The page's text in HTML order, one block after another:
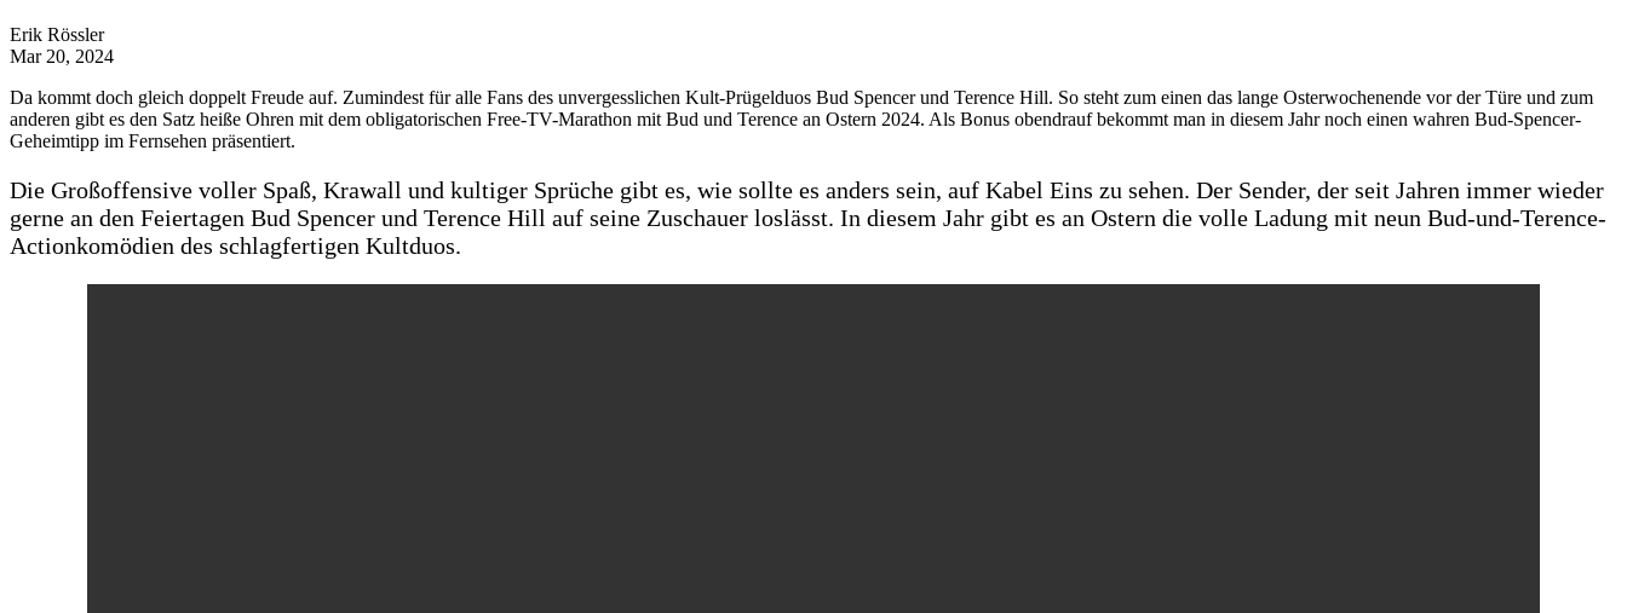
Erik Rössler
Mar 20, 2024
Da kommt doch gleich doppelt Freude auf. Zumindest für alle Fans des unvergesslichen Kult-Prügelduos Bud Spencer und Terence Hill. So steht zum einen das lange Osterwochenende vor der Türe und zum
anderen gibt es den Satz heiße Ohren mit dem obligatorischen Free-TV-Marathon mit Bud und Terence an Ostern 2024. Als Bonus obendrauf bekommt man in diesem Jahr noch einen wahren Bud-Spencer-
Geheimtipp im Fernsehen präsentiert.
Die Großoffensive voller Spaß, Krawall und kultiger Sprüche gibt es, wie sollte es anders sein, auf Kabel Eins zu sehen. Der Sender, der seit Jahren immer wieder
gerne an den Feiertagen Bud Spencer und Terence Hill auf seine Zuschauer loslässt. In diesem Jahr gibt es an Ostern die volle Ladung mit neun Bud-und-Terence-
Actionkomödien des schlagfertigen Kultduos.